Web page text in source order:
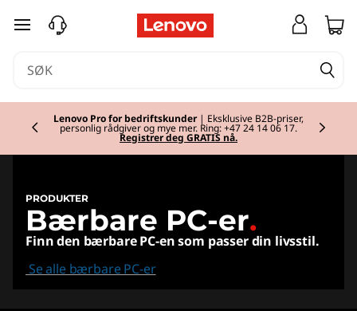
o
gå til hovedinnhold
Klar for skolestart| Handle tidlig og gjør deg
klar for skolestart med nytt utstyr.Kjøp nå.
Currently displaying item 1 of 2
PRODUKTER
Bærbare PC-er.
Finn den bærbare PC-en som passer din livsstil.
Se alle bærbare PC-er